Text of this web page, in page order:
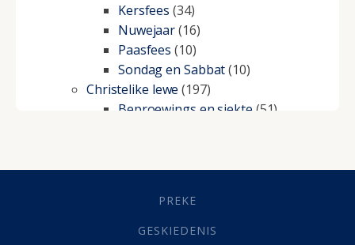
Kersfees (34)
Nuwejaar(16)
Paasfees (10)
Sondag en Sabbat(10)
Christelike lewe (197)
Beproewings en siekte (51)
Geestelike Groei(10)
(21)
Grys Areas(4)
PREKE
GESKIEDENIS